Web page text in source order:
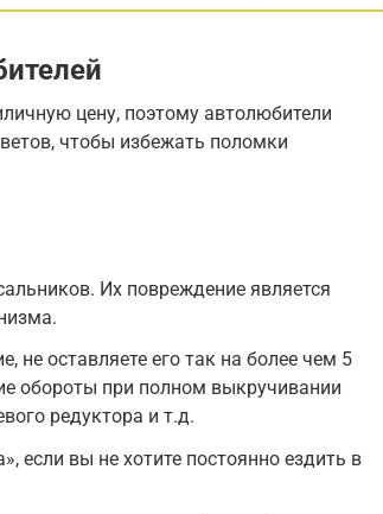
цену, поэтому автолюбители
чтобы избежать поломки
Их повреждение является
не оставляете его так на более чем 5
обороты при полном выкручивании
редуктора и т.д.
если вы не хотите постоянно ездить в